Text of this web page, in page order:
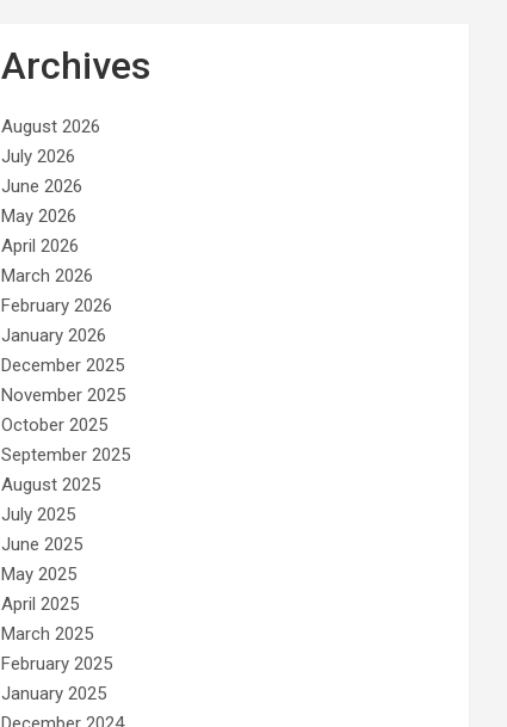
Archives
August 2026
July 2026
June 2026
May 2026
April 2026
March 2026
February 2026
January 2026
December 2025
November 2025
October 2025
September 2025
August 2025
July 2025
June 2025
May 2025
April 2025
March 2025
February 2025
January 2025